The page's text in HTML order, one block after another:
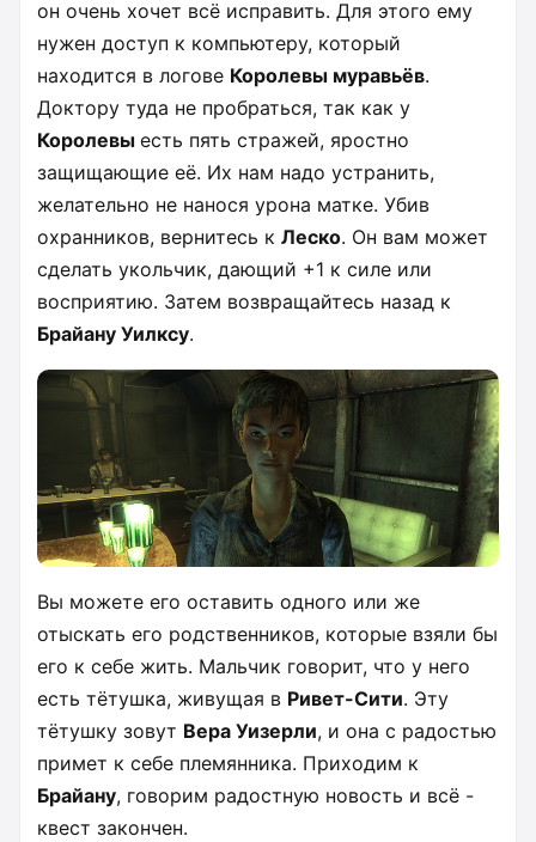
он очень хочет всё исправить. Для этого ему
нужен доступ к компьютеру, который
находится в логове Королевы муравьёв.
Доктору туда не пробраться, так как у
Королевы есть пять стражей, яростно
защищающие её. Их нам надо устранить,
желательно не нанося урона матке. Убив
охранников, вернитесь к Леско. Он вам может
сделать укольчик, дающий +1 к силе или
восприятию. Затем возвращайтесь назад к
Брайану Уилксу.
Вы можете его оставить одного или же
отыскать его родственников, которые взяли бы
его к себе жить. Мальчик говорит, что у него
есть тётушка, живущая в Ривет-Сити. Эту
тётушку зовут Вера Уизерли, и она с радостью
примет к себе племянника. Приходим к
Брайану, говорим радостную новость и всё -
квест закончен.